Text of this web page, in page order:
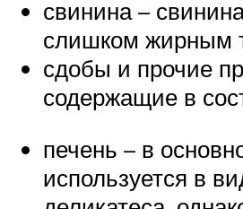
свинина –
слишком жирным
сдобы и прочие
содержащие в
печень – в
используется в